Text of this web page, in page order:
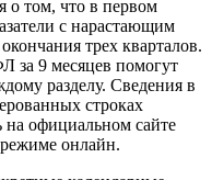
том, что в первом
с нарастающим
трех кварталов.
за 9 месяцев помогут
разделу. Сведения в
строках
на официальном сайте
онлайн.